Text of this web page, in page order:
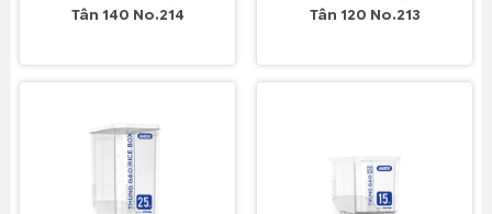
Tân 140 No.214
Tân 120 No.213